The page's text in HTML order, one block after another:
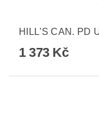
HILL'S CAN. PD
1 373 Kč